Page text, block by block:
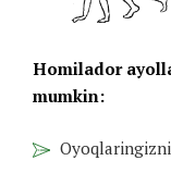
Homilador
mumkin: